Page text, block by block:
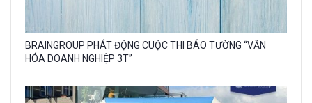
Gallery
caption:
BRAINGROUP PHÁT ĐỘNG CUỘC THI BÁO TƯỜNG “VĂN
HÓA DOANH NGHIỆP 3T”